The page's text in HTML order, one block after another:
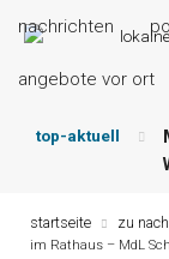
nachrichten
angebote vor ort
top-aktuell
startseite zu
im Rathaus – MdL